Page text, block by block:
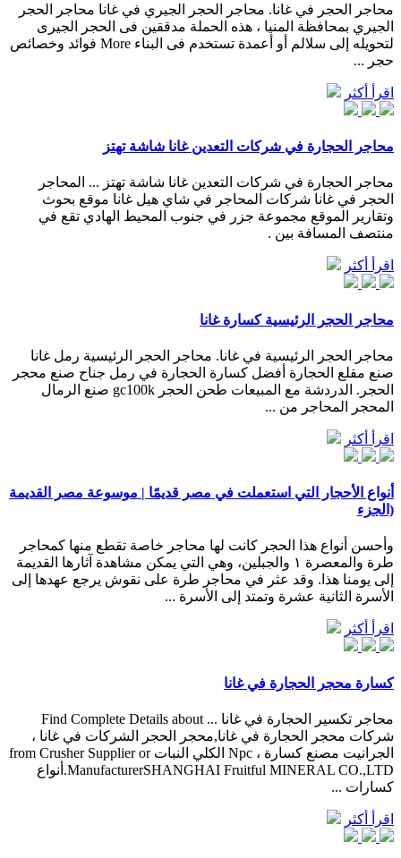
محاجر الحجر في غانا. محاجر الحجر الجيري في غانا محاجر الحجر
الجيري بمحافظة المنيا ، هذه الحملة مدققين فى الحجر الجيرى
لتحويله إلى سلالم أو أعمدة تستخدم فى البناء More فوائد وخصائص
حجر ...
اقرأ أكثر
محاجر الحجارة في شركات التعدين غانا شاشة تهتز
محاجر الحجارة في شركات التعدين غانا شاشة تهتز ... المحاجر
الحجر في غانا شركات المحاجر في شاي هيل غانا موقع بحوث
وتقارير الموقع مجموعة جزر في جنوب المحيط الهادي تقع في
منتصف المسافة بين .
اقرأ أكثر
محاجر الحجر الرئيسية كسارة غانا
محاجر الحجر الرئيسية في غانا. محاجر الحجر الرئيسية رمل غانا
صنع مقلع الحجارة أفضل كسارة الحجارة في رمل جناح صنع محجر
الحجر. الدردشة مع المبيعات طحن الحجر gc100k صنع الرمال
المحجر المحاجر من ...
اقرأ أكثر
أنواع الأحجار التي استعملت في مصر قديمًا | موسوعة مصر القديمة
(الجزء
وأحسن أنواع هذا الحجر كانت لها محاجر خاصة تقطع منها كمحاجر
طرة والمعصرة ١ والجبلين، وهي التي يمكن مشاهدة آثارها القديمة
إلى يومنا هذا. وقد عثر في محاجر طرة على نقوش يرجع عهدها إلى
الأسرة الثانية عشرة وتمتد إلى الأسرة ...
اقرأ أكثر
كسارة محجر الحجارة في غانا
محاجر تكسير الحجارة في غانا ... Find Complete Details about
شركات محجر الحجارة في غانا,محجر الحجر الشركات في غانا ،
الجرانيت مصنع كسارة ، Npc الكلي النبات from Crusher Supplier or
ManufacturerSHANGHAI Fruitful MINERAL CO.,LTD.أنواع
كسارات ...
اقرأ أكثر